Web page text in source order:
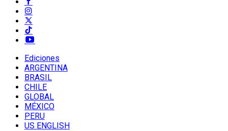
Ediciones
ARGENTINA
BRASIL
CHILE
GLOBAL
MÉXICO
PERU
US ENGLISH